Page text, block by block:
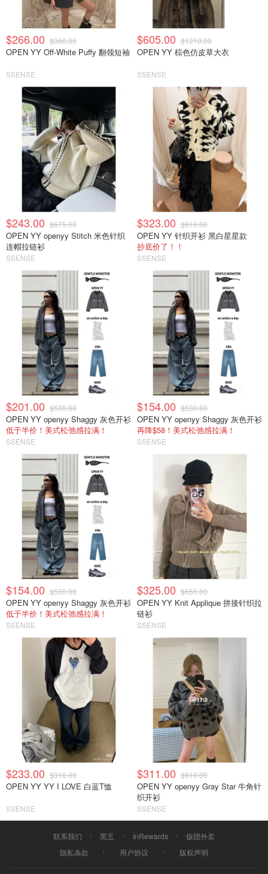
$266.00 $360.00
OPEN YY Off-White Puffy 翻领短袖
SSENSE
$605.00 $1210.00
OPEN YY 棕色仿皮草大衣
SSENSE
$243.00 $675.00
OPEN YY openyy Stitch 米色针织
连帽拉链衫
SSENSE
$323.00 $610.00
OPEN YY 针织开衫 黑白星星款
抄底价了！！
SSENSE
$201.00 $530.00
OPEN YY openyy Shaggy 灰色开衫
低于半价！美式松弛感拉满！
SSENSE
$154.00 $530.00
OPEN YY openyy Shaggy 灰色开衫
再降$58！美式松弛感拉满！
SSENSE
$154.00 $530.00
OPEN YY openyy Shaggy 灰色开衫
低于半价！美式松弛感拉满！
SSENSE
$325.00 $650.00
OPEN YY Knit Applique 拼接针织拉
链衫
SSENSE
$233.00 $310.00
OPEN YY YY I LOVE 白蓝T恤
SSENSE
$311.00 $610.00
OPEN YY openyy Gray Star 牛角针
织开衫
SSENSE
联系我们 黑五 InRewards
饭团外卖
隐私条款
用户协议 版权声明